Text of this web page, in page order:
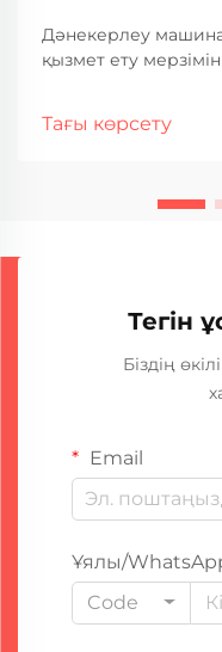
Дәнекерлеу
қызмет ету
қамтамасыз ету үшін
Тағы көрсету
Тегін
Біздің
Email
Ұялы/
Code